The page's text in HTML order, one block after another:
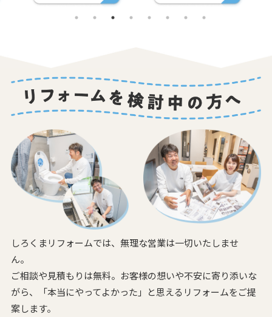
しろくまリフォームでは、無理な営業は一切いたしませ
ん。
ご相談や見積もりは無料。お客様の想いや不安に寄り添いな
がら、
「本当にやってよかった」と思えるリフォームをご提
案します。